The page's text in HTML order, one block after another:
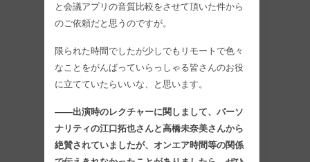
と会議アプリの音質比較をさせて頂いた件から
のご依頼だと思うのですが。
限られた時間でしたが少しでもリモートで色々
なことをがんばっていらっしゃる皆さんのお役
に立てていたらいいな、と思います。
――出演時のレクチャーに関しまして、パーソ
ナリティの江口拓也さんと高橋未奈美さんから
絶賛されていましたが、オンエア時間等の関係